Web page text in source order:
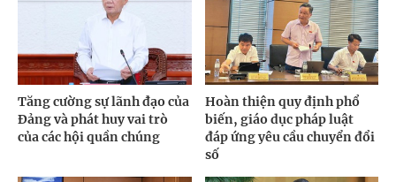
Tăng cường sự lãnh đạo của
Đảng và phát huy vai trò
của các hội quần chúng
Hoàn thiện quy định phổ
biến, giáo dục pháp luật
đáp ứng yêu cầu chuyển đổi
số